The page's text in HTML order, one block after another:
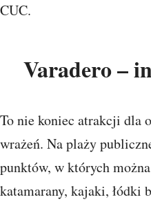
CUC.
Varadero –
To nie koniec atrakcji dla
wrażeń. Na plaży
punktów, w których
katamarany, kajaki, łódki